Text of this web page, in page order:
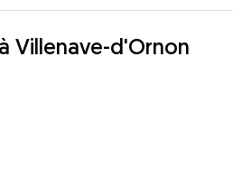
Villenave-d'Ornon